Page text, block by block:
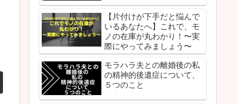
【片付けが下手だと悩んで
いるあなたへ】これで、モ
ノの在庫が丸わかり！〜実
際にやってみましょう〜
モラハラ夫との離婚後の私
の精神的後遺症について、
５つのこと